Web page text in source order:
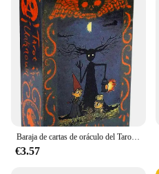
Baraja de cartas de oráculo del Tarot Rose Final, inglés para juego de mesa de adivinación del destino, Tarot y una variedad de opciones de Tarot, guía en PDF
€3.57